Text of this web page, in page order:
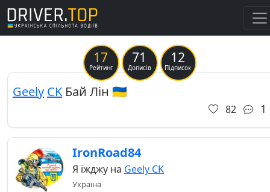
17
Рейтинг
71
Дописів
12
Підписок
Geely CK Бай Лін 🇺🇦
82 1
IronRoad84
Я їжджу на Geely CK
Україна